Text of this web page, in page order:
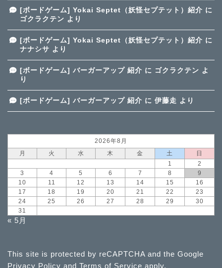
[ボードゲーム] Yokai Septet（妖怪セプテット）紹介 に
ゴクラクテン より
[ボードゲーム] Yokai Septet（妖怪セプテット）紹介 に
ナナシサ より
[ボードゲーム] バーガーアップ 紹介 に ゴクラクテン よ
り
[ボードゲーム] バーガーアップ 紹介 に 伊藤走 より
2026年8月
月
火 水 木 金 土
日
1
2
3
4 5 6 7 8
9
10
11 12 13 14 15
16
17
18 19 20 21 22
23
24
25 26 27 28 29
30
31
« 5月
This site is protected by reCAPTCHA and the Google
Privacy Policy and Terms of Service apply.